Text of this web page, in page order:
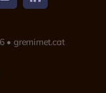
• gremimet.cat